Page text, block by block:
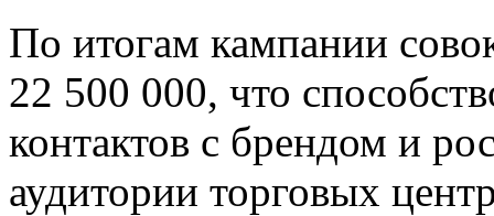
По итогам кампании
22 500 000, что
контактов с брендом и
аудитории торговых